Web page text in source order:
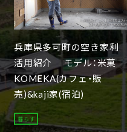
兵庫県多可町の空き家利
活用紹介 モデル：米菓
KOMEKA(カフェ・販
売)&kaji家(宿泊)
暮らす